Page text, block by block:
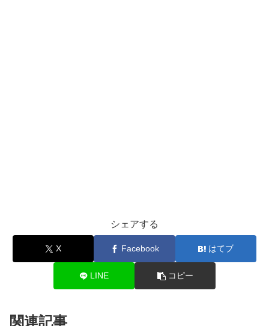
シェアする
X Facebook はてブ
LINE コピー
関連記事